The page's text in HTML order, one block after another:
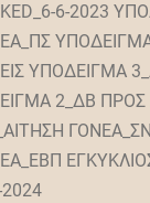
6-2023
ΥΠΟΔΕΙΓΜΑ
2_ΔΒ